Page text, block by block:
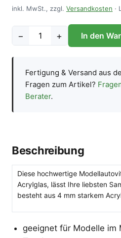
inkl. MwSt., zzgl. Versandkosten ·
− + In den
Fertigung & Versand aus
Fragen zum Artikel?
Berater.
Beschreibung
Diese hochwertige
Acrylglas, lässt Ihre liebsten
besteht aus 4 mm starkem
geeignet für Modelle im